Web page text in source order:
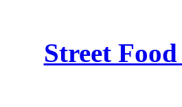
Street